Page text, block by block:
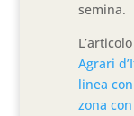
semina.
Agrari
linea
zona